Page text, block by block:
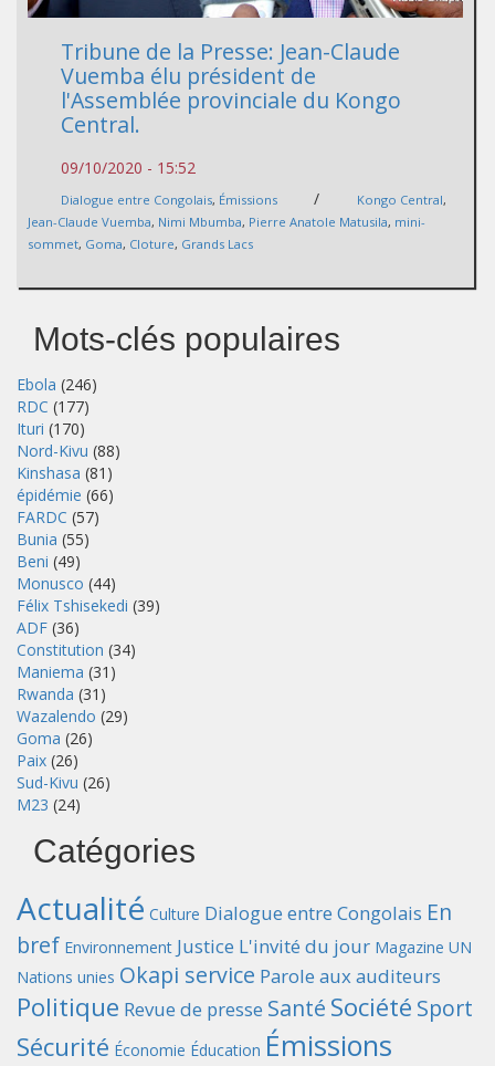
Tribune de la Presse: Jean-Claude
Vuemba élu président de
l'Assemblée provinciale du Kongo
Central.
09/10/2020 - 15:52
Dialogue entre Congolais, Émissions / Kongo Central,
Jean-Claude Vuemba, Nimi Mbumba, Pierre Anatole Matusila, mini-
sommet, Goma, Cloture, Grands Lacs
Mots-clés populaires
Ebola (246)
RDC (177)
Ituri (170)
Nord-Kivu (88)
Kinshasa (81)
épidémie (66)
FARDC (57)
Bunia (55)
Beni (49)
Monusco (44)
Félix Tshisekedi (39)
ADF (36)
Constitution (34)
Maniema (31)
Rwanda (31)
Wazalendo (29)
Goma (26)
Paix (26)
Sud-Kivu (26)
M23 (24)
Catégories
Actualité Culture Dialogue entre Congolais En
bref Environnement Justice L'invité du jour Magazine UN
Nations unies Okapi service Parole aux auditeurs
Politique Revue de presse Santé Société Sport
Sécurité Économie Éducation Émissions